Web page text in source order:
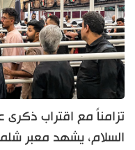
تزامناً مع اقتراب ذكرى
السلام، يشهد معبر